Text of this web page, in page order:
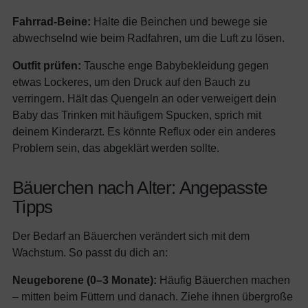
Fahrrad-Beine: Halte die Beinchen und bewege sie
abwechselnd wie beim Radfahren, um die Luft zu lösen.
Outfit prüfen: Tausche enge Babybekleidung gegen
etwas Lockeres, um den Druck auf den Bauch zu
verringern. Hält das Quengeln an oder verweigert dein
Baby das Trinken mit häufigem Spucken, sprich mit
deinem Kinderarzt. Es könnte Reflux oder ein anderes
Problem sein, das abgeklärt werden sollte.
Bäuerchen nach Alter: Angepasste
Tipps
Der Bedarf an Bäuerchen verändert sich mit dem
Wachstum. So passt du dich an:
Neugeborene (0–3 Monate): Häufig Bäuerchen machen
– mitten beim Füttern und danach. Ziehe ihnen übergroße